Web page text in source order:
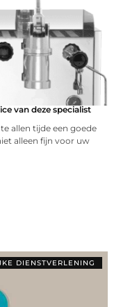
van deze specialist
allen tijde een goede
alleen fijn voor uw
DIENSTVERLENING